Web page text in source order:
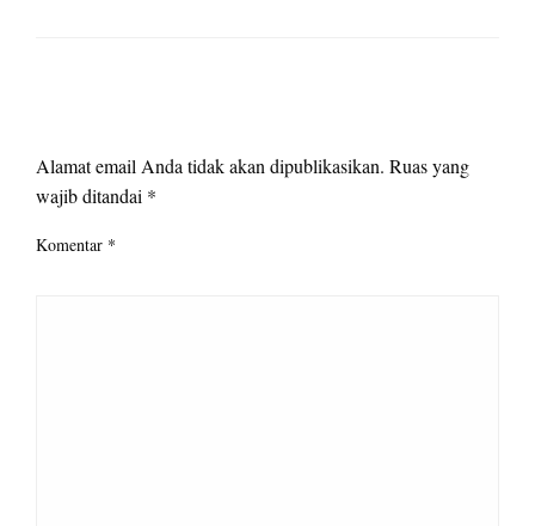
Alamat email Anda tidak akan dipublikasikan. Ruas yang
wajib ditandai *
Komentar *